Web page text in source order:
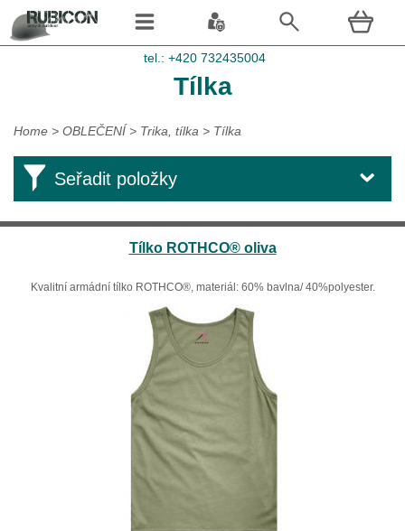
Tílka
Home > OBLEČENÍ > Trika, tílka > Tílka
Seřadit položky
Tílko ROTHCO® oliva
Kvalitní armádní tílko ROTHCO®, materiál: 60% bavlna/ 40%polyester.
tel.: +420 732435004